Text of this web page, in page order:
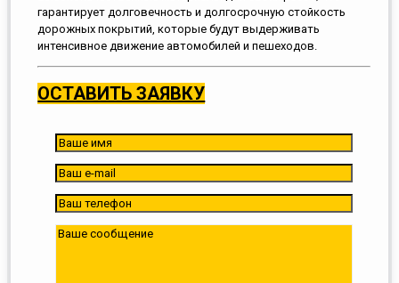
гарантирует долговечность и долгосрочную стойкость
дорожных покрытий, которые будут выдерживать
интенсивное движение автомобилей и пешеходов.
ОСТАВИТЬ ЗАЯВКУ